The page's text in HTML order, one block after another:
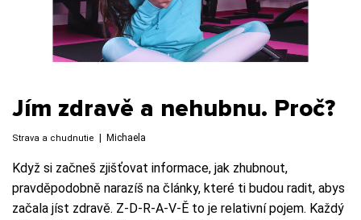
Jím zdravě a nehubnu. Proč?
Strava a chudnutie Michaela
Když si začneš zjišťovat informace, jak zhubnout,
pravděpodobně narazíš na články, které ti budou radit, abys
začala jíst zdravě. Z-D-R-A-V-Ě to je relativní pojem. Každý